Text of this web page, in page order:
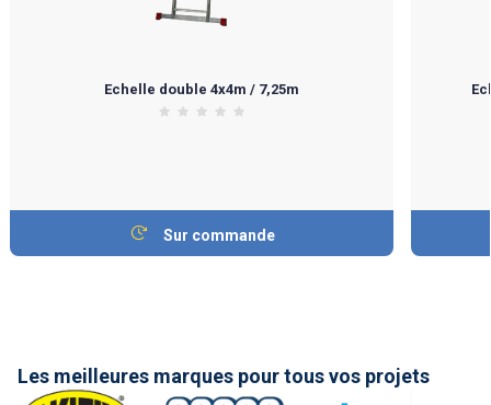
Echelle double 4x4m / 7,25m
Sur commande
Les meilleures marques pour tous vos projets